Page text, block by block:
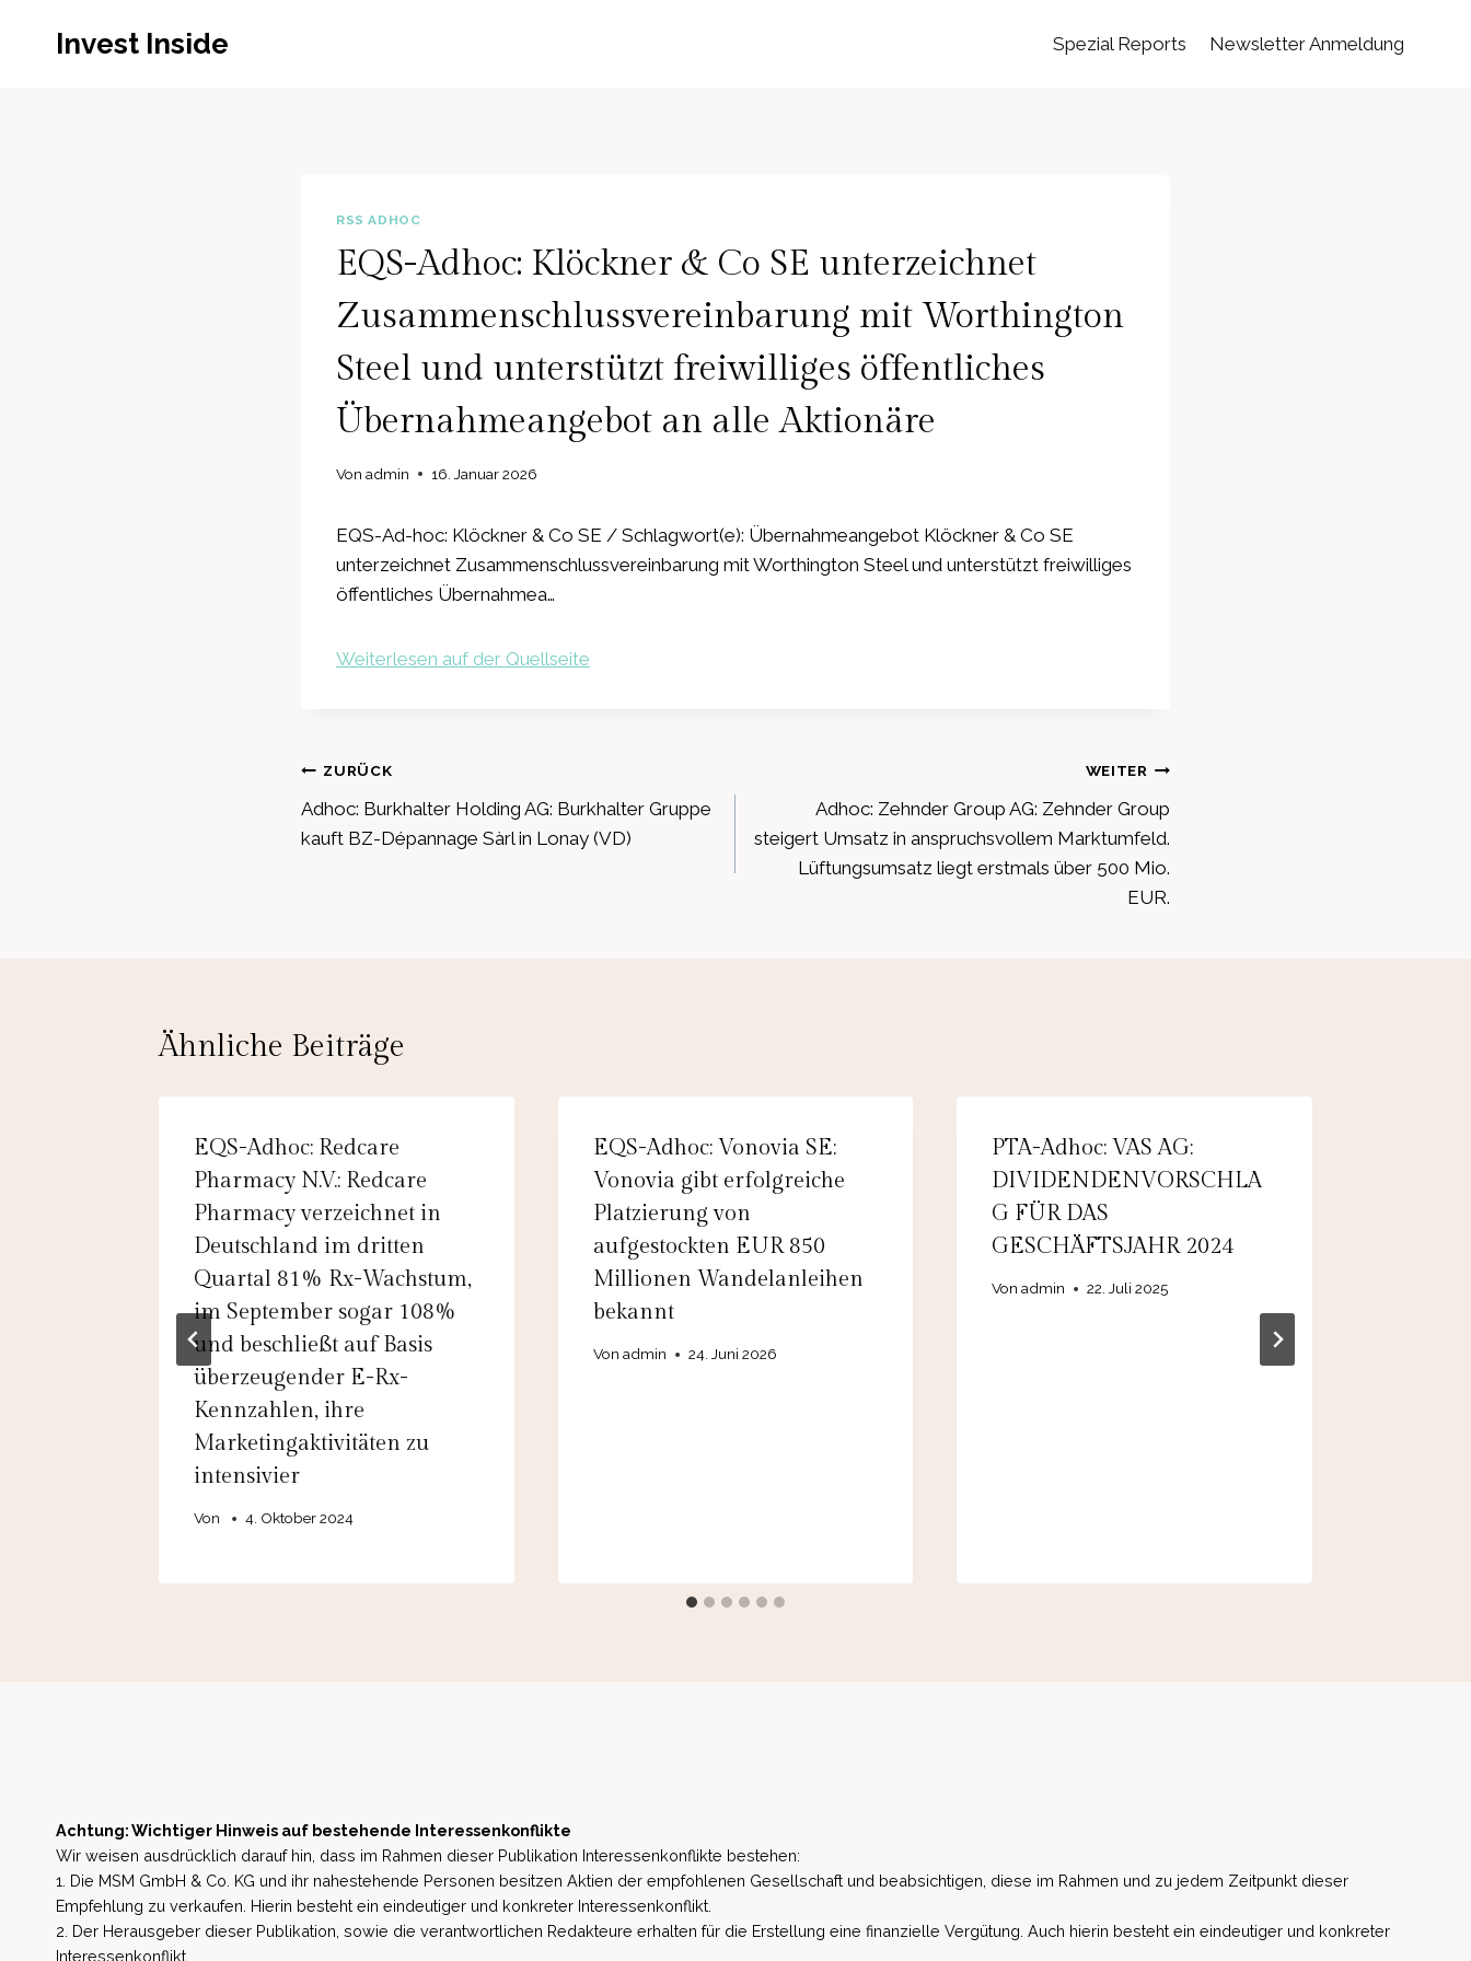
Invest Inside Spezial Reports Newsletter Anmeldung
RSS ADHOC
EQS-Adhoc: Klöckner & Co SE unterzeichnet
Zusammenschlussvereinbarung mit Worthington
Steel und unterstützt freiwilliges öffentliches
Übernahmeangebot an alle Aktionäre
Von admin 16. Januar 2026
EQS-Ad-hoc: Klöckner & Co SE / Schlagwort(e): Übernahmeangebot Klöckner & Co SE
unterzeichnet Zusammenschlussvereinbarung mit Worthington Steel und unterstützt freiwilliges
öffentliches Übernahmea…
Weiterlesen auf der Quellseite
Beitragsnavigation
ZURÜCK
Adhoc: Burkhalter Holding AG: Burkhalter Gruppe
kauft BZ-Dépannage Sàrl in Lonay (VD)
WEITER
Adhoc: Zehnder Group AG: Zehnder Group
steigert Umsatz in anspruchsvollem Marktumfeld.
Lüftungsumsatz liegt erstmals über 500 Mio.
EUR.
Ähnliche Beiträge
EQS-Adhoc: Redcare
Pharmacy N.V.: Redcare
Pharmacy verzeichnet in
Deutschland im dritten
Quartal 81% Rx-Wachstum,
im September sogar 108%
und beschließt auf Basis
überzeugender E-Rx-
Kennzahlen, ihre
Marketingaktivitäten zu
intensivier
Von 4. Oktober 2024
EQS-Adhoc: Vonovia SE:
Vonovia gibt erfolgreiche
Platzierung von
aufgestockten EUR 850
Millionen Wandelanleihen
bekannt
Von admin 24. Juni 2026
PTA-Adhoc: VAS AG:
DIVIDENDENVORSCHLA
G FÜR DAS
GESCHÄFTSJAHR 2024
Von admin 22. Juli 2025
Achtung: Wichtiger Hinweis auf bestehende Interessenkonflikte
Wir weisen ausdrücklich darauf hin, dass im Rahmen dieser Publikation Interessenkonflikte bestehen:
1. Die MSM GmbH & Co. KG und ihr nahestehende Personen besitzen Aktien der empfohlenen Gesellschaft und beabsichtigen, diese im Rahmen und zu jedem Zeitpunkt dieser
Empfehlung zu verkaufen. Hierin besteht ein eindeutiger und konkreter Interessenkonflikt.
2. Der Herausgeber dieser Publikation, sowie die verantwortlichen Redakteure erhalten für die Erstellung eine finanzielle Vergütung. Auch hierin besteht ein eindeutiger und konkreter
Interessenkonflikt.